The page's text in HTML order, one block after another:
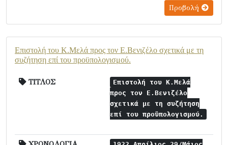
Προβολή
Επιστολή του Κ.Μελά προς τον Ε.Βενιζέλο σχετικά με τη
συζήτηση επί του προϋπολογισμού.
ΤΙΤΛΟΣ
Επιστολή του Κ.Μελά
προς τον Ε.Βενιζέλο
σχετικά με τη συζήτηση
επί του προϋπολογισμού.